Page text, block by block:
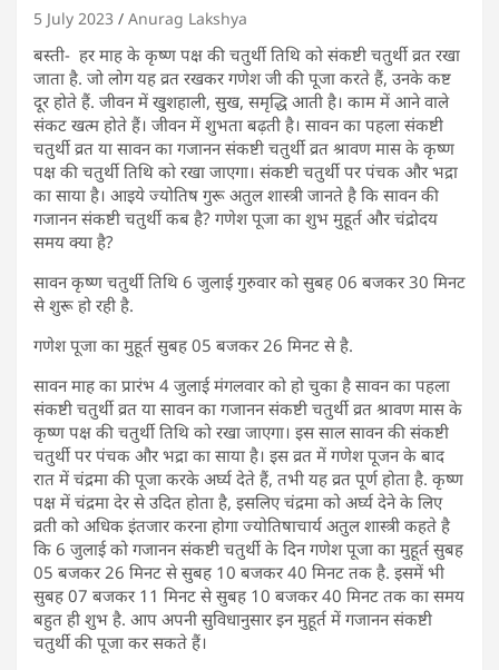
5 July 2023 Anurag Lakshya
बस्ती- हर माह के कृष्ण पक्ष की चतुर्थी तिथि को संकष्टी चतुर्थी व्रत रखा
जाता है. जो लोग यह व्रत रखकर गणेश जी की पूजा करते हैं, उनके कष्ट
दूर होते हैं. जीवन में खुशहाली, सुख, समृद्धि आती है। काम में आने वाले
संकट खत्म होते हैं। जीवन में शुभता बढ़ती है। सावन का पहला संकष्टी
चतुर्थी व्रत या सावन का गजानन संकष्टी चतुर्थी व्रत श्रावण मास के कृष्ण
पक्ष की चतुर्थी तिथि को रखा जाएगा। संकष्टी चतुर्थी पर पंचक और भद्रा
का साया है। आइये ज्योतिष गुरू अतुल शास्त्री जानते है कि सावन की
गजानन संकष्टी चतुर्थी कब है? गणेश पूजा का शुभ मुहूर्त और चंद्रोदय
समय क्या है?
सावन कृष्ण चतुर्थी तिथि 6 जुलाई गुरुवार को सुबह 06 बजकर 30 मिनट
से शुरू हो रही है.
गणेश पूजा का मुहूर्त सुबह 05 बजकर 26 मिनट से है.
सावन माह का प्रारंभ 4 जुलाई मंगलवार को हो चुका है सावन का पहला
संकष्टी चतुर्थी व्रत या सावन का गजानन संकष्टी चतुर्थी व्रत श्रावण मास के
कृष्ण पक्ष की चतुर्थी तिथि को रखा जाएगा। इस साल सावन की संकष्टी
चतुर्थी पर पंचक और भद्रा का साया है। इस व्रत में गणेश पूजन के बाद
रात में चंद्रमा की पूजा करके अर्घ्य देते हैं, तभी यह व्रत पूर्ण होता है. कृष्ण
पक्ष में चंद्रमा देर से उदित होता है, इसलिए चंद्रमा को अर्घ्य देने के लिए
व्रती को अधिक इंतजार करना होगा ज्योतिषाचार्य अतुल शास्त्री कहते है
कि 6 जुलाई को गजानन संकष्टी चतुर्थी के दिन गणेश पूजा का मुहूर्त सुबह
05 बजकर 26 मिनट से सुबह 10 बजकर 40 मिनट तक है. इसमें भी
सुबह 07 बजकर 11 मिनट से सुबह 10 बजकर 40 मिनट तक का समय
बहुत ही शुभ है. आप अपनी सुविधानुसार इन मुहूर्त में गजानन संकष्टी
चतुर्थी की पूजा कर सकते हैं।